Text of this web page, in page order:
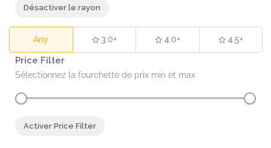
Désactiver le rayon
Any 3.0+ 4.0+ 4.5+
Price Filter
Sélectionnez la fourchette de prix min et max
Activer Price Filter